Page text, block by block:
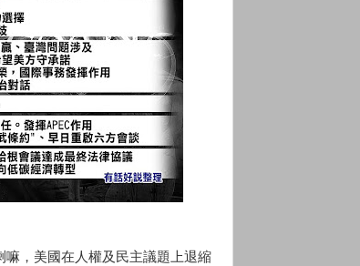
，美國在人權及民主議題上退縮